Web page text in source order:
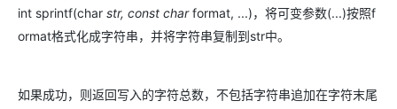
int sprintf(char str, const charformat, ...)，将可变参数(...)按照f
ormat格式化成字符串，并将字符串复制到str中。
如果成功，则返回写入的字符总数，不包括字符串追加在字符末尾